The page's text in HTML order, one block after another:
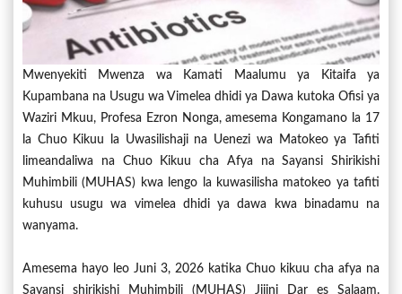
Mwenyekiti Mwenza wa Kamati Maalumu ya Kitaifa ya
Kupambana na Usugu wa Vimelea dhidi ya Dawa kutoka Ofisi ya
Waziri Mkuu, Profesa Ezron Nonga, amesema Kongamano la 17
la Chuo Kikuu la Uwasilishaji na Uenezi wa Matokeo ya Tafiti
limeandaliwa na Chuo Kikuu cha Afya na Sayansi Shirikishi
Muhimbili (MUHAS) kwa lengo la kuwasilisha matokeo ya tafiti
kuhusu usugu wa vimelea dhidi ya dawa kwa binadamu na
wanyama.
Amesema hayo leo Juni 3, 2026 katika Chuo kikuu cha afya na
Sayansi shirikishi Muhimbili (MUHAS) Jijini Dar es Salaam.